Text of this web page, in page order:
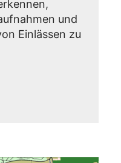
und
Einlässen zu